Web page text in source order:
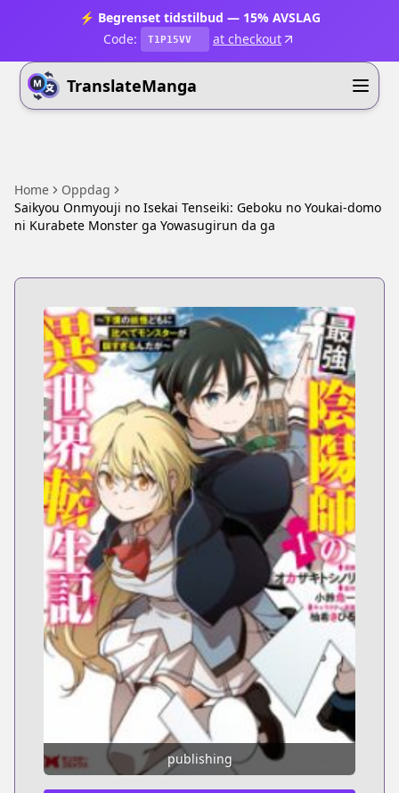
⚡ Begrenset tidstilbud — 15% AVSLAG
Code:
T1P15VV at checkout
TranslateManga
Home
Oppdag
Saikyou Onmyouji no Isekai Tenseiki: Geboku no Youkai-domo
ni Kurabete Monster ga Yowasugirun da ga
publishing